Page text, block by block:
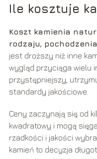
Ile kosztuje
Koszt kamienia
rodzaju,
jest droższy niż inne
wygląd przyciąga wielu
przystępniejszy,
standardy jakościowe.
Ceny zaczynają się od
kwadratowy i mogą
rzadkości i jakości
kamień to decyzja